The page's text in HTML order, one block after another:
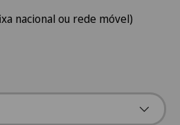
nacional ou rede móvel)